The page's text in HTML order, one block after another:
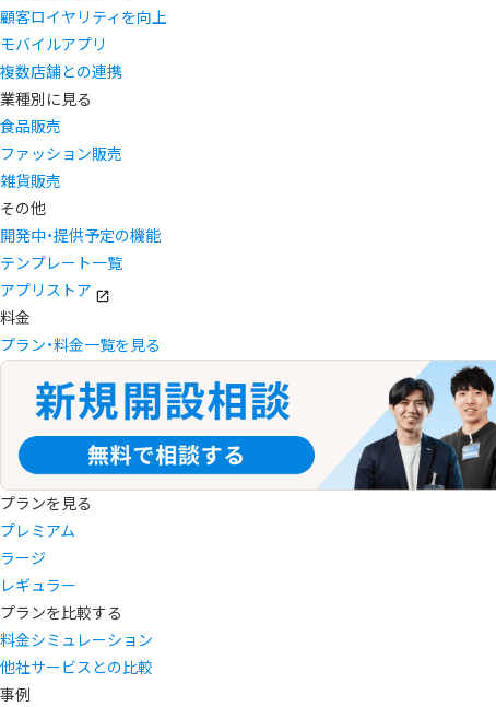
顧客ロイヤリティを向上
モバイルアプリ
複数店舗との連携
業種別に見る
食品販売
ファッション販売
雑貨販売
その他
開発中・提供予定の機能
テンプレート一覧
アプリストア
料金
プラン・料金一覧を見る
プランを見る
プレミアム
ラージ
レギュラー
プランを比較する
料金シミュレーション
他社サービスとの比較
事例